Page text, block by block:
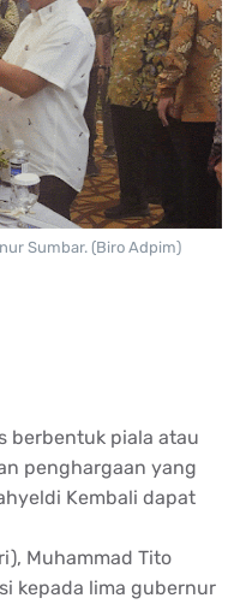
Sumbar. (Biro Adpim)
berbentuk piala atau
penghargaan yang
Kembali dapat
Muhammad Tito
kepada lima gubernur